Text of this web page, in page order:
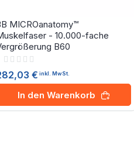
MICROanatomy™
- 10.000-fache
B60
Rating:
€ inkl. MwSt.
In den Warenkorb